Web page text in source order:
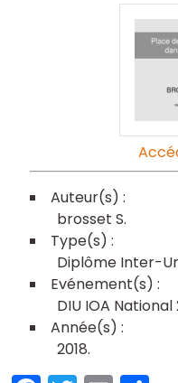
brosset S
Diplôme Inter-
DIU IOA National
2018